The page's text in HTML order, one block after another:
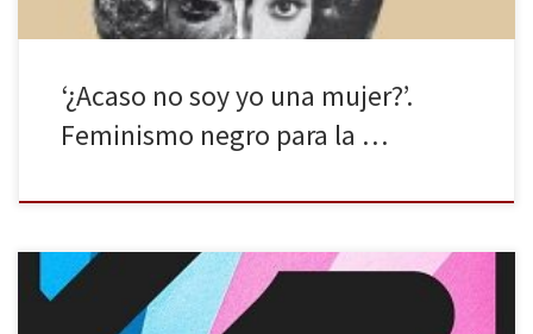
‘¿Acaso no soy yo una mujer?’.
Feminismo negro para la …